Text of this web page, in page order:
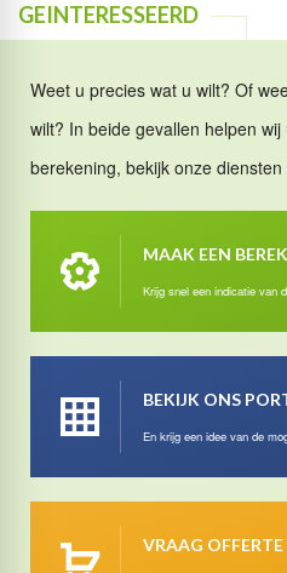
GEINTERESSEERD
Weet u precies wat u wilt? Of
wilt? In beide gevallen helpen
berekening, bekijk onze
MAAK EEN
Krijg snel een indicatie van
BEKIJK ONS
En krijg een idee van de
VRAAG